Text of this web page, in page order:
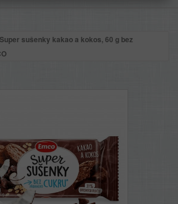
Super sušenky kakao a kokos, 60 g bez